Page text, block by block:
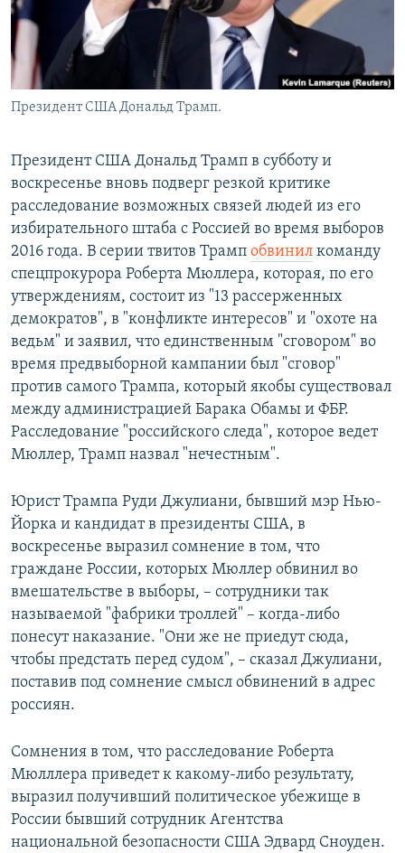
Президент США Дональд Трамп.
Президент США Дональд Трамп в субботу и
воскресенье вновь подверг резкой критике
расследование возможных связей людей из его
избирательного штаба с Россией во время выборов
2016 года. В серии твитов Трамп обвинил команду
спецпрокурора Роберта Мюллера, которая, по его
утверждениям, состоит из "13 рассерженных
демократов", в "конфликте интересов" и "охоте на
ведьм" и заявил, что единственным "сговором" во
время предвыборной кампании был "сговор"
против самого Трампа, который якобы существовал
между администрацией Барака Обамы и ФБР.
Расследование "российского следа", которое ведет
Мюллер, Трамп назвал "нечестным".
Юрист Трампа Руди Джулиани, бывший мэр Нью-
Йорка и кандидат в президенты США, в
воскресенье выразил сомнение в том, что
граждане России, которых Мюллер обвинил во
вмешательстве в выборы, – сотрудники так
называемой "фабрики троллей" – когда-либо
понесут наказание. "Они же не приедут сюда,
чтобы предстать перед судом", – сказал Джулиани,
поставив под сомнение смысл обвинений в адрес
россиян.
Сомнения в том, что расследование Роберта
Мюлллера приведет к какому-либо результату,
выразил получивший политическое убежище в
России бывший сотрудник Агентства
национальной безопасности США Эдвард Сноуден.